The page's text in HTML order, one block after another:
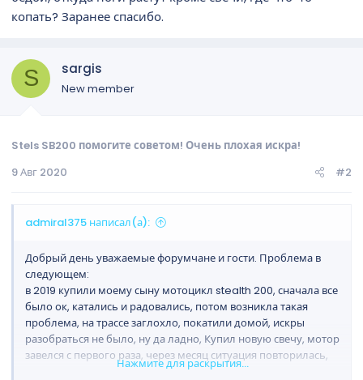
копать? Заранее спасибо.
S sargis
New member
Stels SB200 помогите советом! Очень плохая искра!
9 Авг 2020
#2
admiral375 написал(а):
Добрый день уважаемые форумчане и гости. Проблема в
следующем:
в 2019 купили моему сыну мотоцикл stealth 200, сначала все
было ок, катались и радовались, потом возникла такая
проблема, на трассе заглохло, покатили домой, искры
разобраться не было, ну да ладно, Купил новую свечу, мотор
завелся с первого раза, через месяц ситуация повторилась,
снова новая свеча и сезон закончился нормально.
Нажмите для раскрытия...